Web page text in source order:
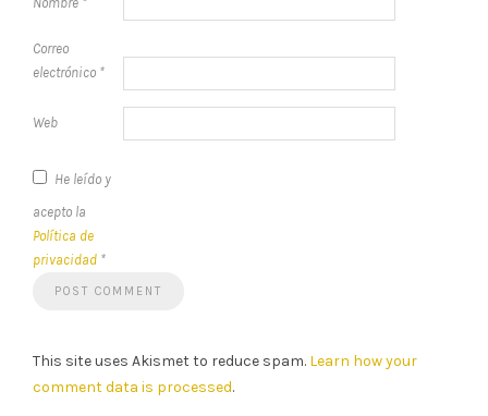
Correo
electrónico *
Web
He leído y
acepto la
Política de
privacidad *
This site uses Akismet to reduce spam. Learn how your
comment data is processed.